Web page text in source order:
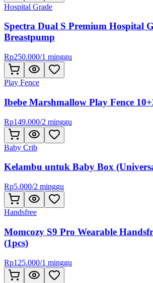
Hospital Grade
Spectra Dual S Premium Hospital
Breastpump
Rp250.000/1 minggu
Play Fence
Ibebe Marshmallow Play Fence
Rp149.000/2 minggu
Baby Crib
Kelambu untuk Baby Box
Rp5.000/2 minggu
Handsfree
Momcozy S9 Pro Wearable
(1pcs)
Rp125.000/1 minggu